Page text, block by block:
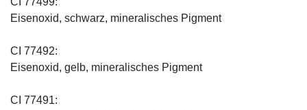
Eisenoxid, schwarz, mineralisches Pigment
CI 77492:
Eisenoxid, gelb, mineralisches Pigment
CI 77491: